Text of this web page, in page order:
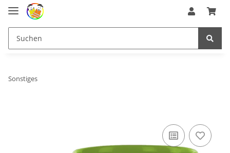
Sonstiges